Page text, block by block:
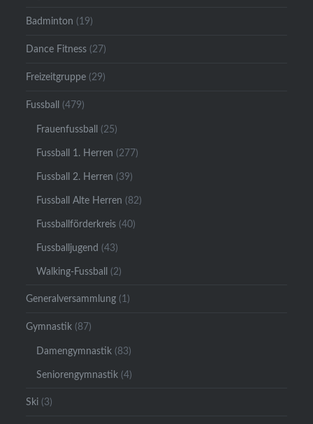
Badminton (19)
Dance Fitness (27)
Freizeitgruppe (29)
Fussball (479)
Frauenfussball (25)
Fussball 1. Herren (277)
Fussball 2. Herren (39)
Fussball Alte Herren (82)
Fussballförderkreis (40)
Fussballjugend (43)
Walking-Fussball (2)
Generalversammlung (1)
Gymnastik (87)
Damengymnastik (83)
Seniorengymnastik (4)
Ski (3)